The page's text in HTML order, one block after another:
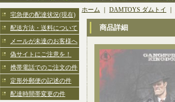
宅急便の配達状況(現在)
配送方法・送料について
メールが未達のお客様へ
偽サイトにご注意を！
携帯電話でのご注文の件
定形外郵便の記述の件
配達時間帯変更の件
ホーム DAMTOYS ダムトイ
商品詳細